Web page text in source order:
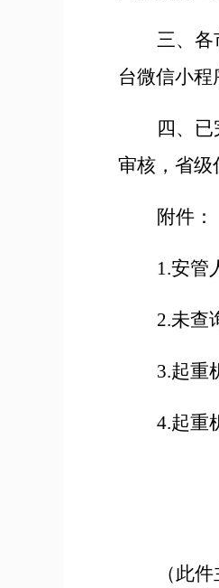
三、各
台微信小程
四、
审核，省级
附件：
1.安管
2.未查
3.起重
4.起重
（此